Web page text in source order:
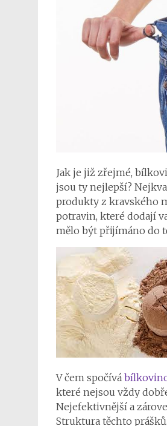
Jak je již zřejmé,
jsou ty nejlepší?
produkty z kravského
potravin, které dodají
mělo být přijímáno do
V čem spočívá
které nejsou vždy
Nejefektivnější a
Struktura těchto